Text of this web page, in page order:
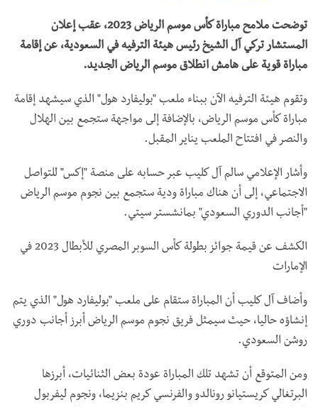
توضحت ملامح مباراة كأس موسم الرياض 2023، عقب إعلان
المستشار تركي آل الشيخ رئيس هيئة الترفيه في السعودية، عن إقامة
مباراة قوية على هامش انطلاق موسم الرياض الجديد.
وتقوم هيئة الترفيه الآن ببناء ملعب "بوليفارد هول" الذي سيشهد إقامة
مباراة كأس موسم الرياض، بالإضافة إلى مواجهة ستجمع بين الهلال
والنصر في افتتاح الملعب يناير المقبل.
وأشار الإعلامي سالم آل كليب عبر حسابه على منصة "إكس" للتواصل
الاجتماعي، إلى أن هناك مباراة ودية ستجمع بين نجوم موسم الرياض
"أجانب الدوري السعودي" بمانشستر سيتي.
الكشف عن قيمة جوائز بطولة كأس السوبر المصري للأبطال 2023 في
الإمارات
وأضاف آل كليب أن المباراة ستقام على ملعب "بوليفارد هول" الذي يتم
إنشاؤه حاليا، حيث سيمثل فريق نجوم موسم الرياض أبرز أجانب دوري
روشن السعودي.
ومن المتوقع أن تشهد تلك المباراة عودة بعض الثنائيات، أبرزها
البرتغالي كريستيانو رونالدو والفرنسي كريم بنزيما، ونجوم ليفربول